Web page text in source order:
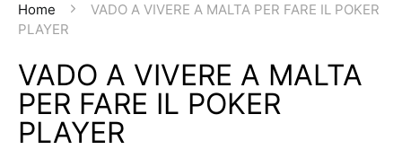
Home
VADO A VIVERE A MALTA PER FARE IL POKER
PLAYER
VADO A VIVERE A MALTA
PER FARE IL POKER
PLAYER